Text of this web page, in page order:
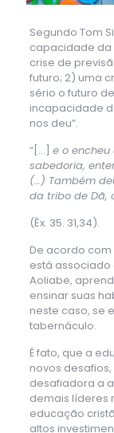
Segundo Tom
capacidade da
crise de
futuro; 2) uma
sério o futuro
incapacidade
nos deu”.
“[…] e o encheu
sabedoria,
(…) Também
da tribo de Dã,
(Êx. 35. 31,34).
De acordo com
está associado
Aoliabe,
ensinar suas
neste caso, se
tabernáculo.
É fato, que a
novos
desafiadora a
demais líderes
educação
altos